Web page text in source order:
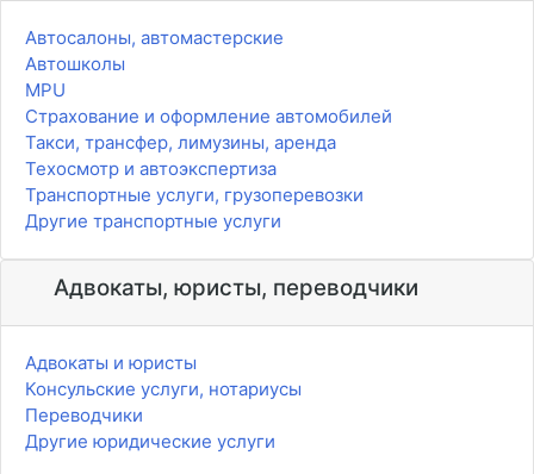
Автосалоны, автомастерские
Автошколы
MPU
Страхование и оформление автомобилей
Такси, трансфер, лимузины, аренда
Техосмотр и автоэкспертиза
Транспортные услуги, грузоперевозки
Другие транспортные услуги
Адвокаты, юристы, переводчики
Адвокаты и юристы
Консульские услуги, нотариусы
Переводчики
Другие юридические услуги